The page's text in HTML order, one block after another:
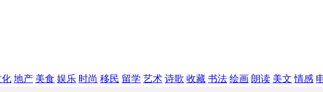
化 地产 美食 娱乐 时尚 移民 留学 艺术 诗歌 收藏 书法 绘画 朗读 美文 情感